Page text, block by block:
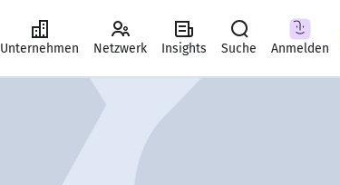
Unternehmen Netzwerk Insights Suche Anmelden